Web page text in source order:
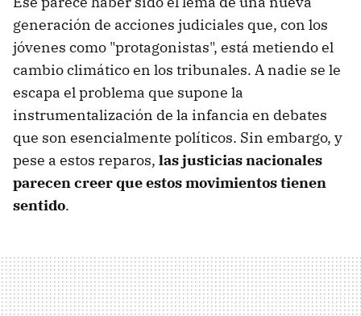
generación de acciones judiciales que, con los
jóvenes como "protagonistas", está metiendo el
cambio climático en los tribunales. A nadie se le
escapa el problema que supone la
instrumentalización de la infancia en debates
que son esencialmente políticos. Sin embargo, y
pese a estos reparos, las justicias nacionales
parecen creer que estos movimientos tienen
sentido.